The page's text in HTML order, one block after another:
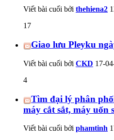
Viết bài cuối bởi thehiena2
17
Giao lưu Pleyku
Viết bài cuối bởi CKD 17-
4
Tìm đại lý phân
máy cắt sắt, máy uốn
Viết bài cuối bởi phamtinh